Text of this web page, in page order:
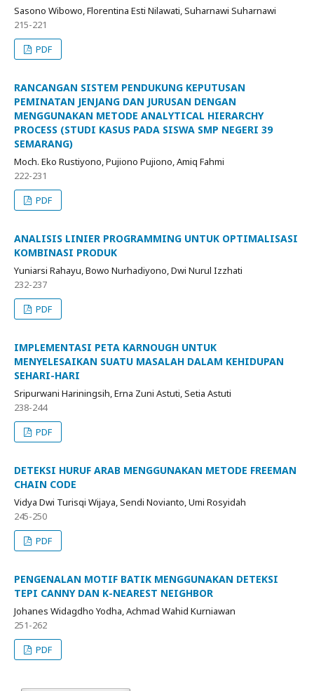
Sasono Wibowo, Florentina Esti Nilawati, Suharnawi Suharnawi
215-221
PDF
RANCANGAN SISTEM PENDUKUNG KEPUTUSAN
PEMINATAN JENJANG DAN JURUSAN DENGAN
MENGGUNAKAN METODE ANALYTICAL HIERARCHY
PROCESS (STUDI KASUS PADA SISWA SMP NEGERI 39
SEMARANG)
Moch. Eko Rustiyono, Pujiono Pujiono, Amiq Fahmi
222-231
PDF
ANALISIS LINIER PROGRAMMING UNTUK OPTIMALISASI
KOMBINASI PRODUK
Yuniarsi Rahayu, Bowo Nurhadiyono, Dwi Nurul Izzhati
232-237
PDF
IMPLEMENTASI PETA KARNOUGH UNTUK
MENYELESAIKAN SUATU MASALAH DALAM KEHIDUPAN
SEHARI-HARI
Sripurwani Hariningsih, Erna Zuni Astuti, Setia Astuti
238-244
PDF
DETEKSI HURUF ARAB MENGGUNAKAN METODE FREEMAN
CHAIN CODE
Vidya Dwi Turisqi Wijaya, Sendi Novianto, Umi Rosyidah
245-250
PDF
PENGENALAN MOTIF BATIK MENGGUNAKAN DETEKSI
TEPI CANNY DAN K-NEAREST NEIGHBOR
Johanes Widagdho Yodha, Achmad Wahid Kurniawan
251-262
PDF